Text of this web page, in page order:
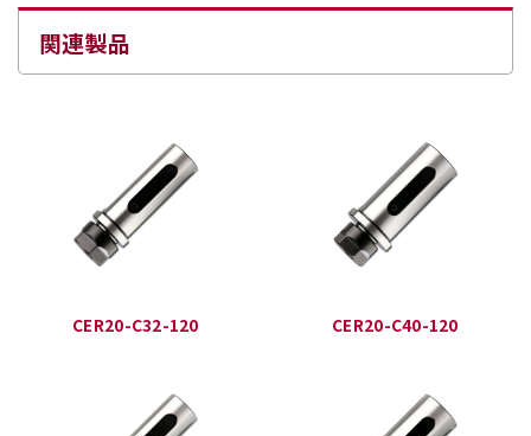
関連製品
CER20-C32-120 CER20-C40-120